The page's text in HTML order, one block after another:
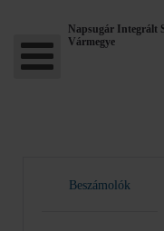
Napsugár Integrált
Vármegye
Beszámolók